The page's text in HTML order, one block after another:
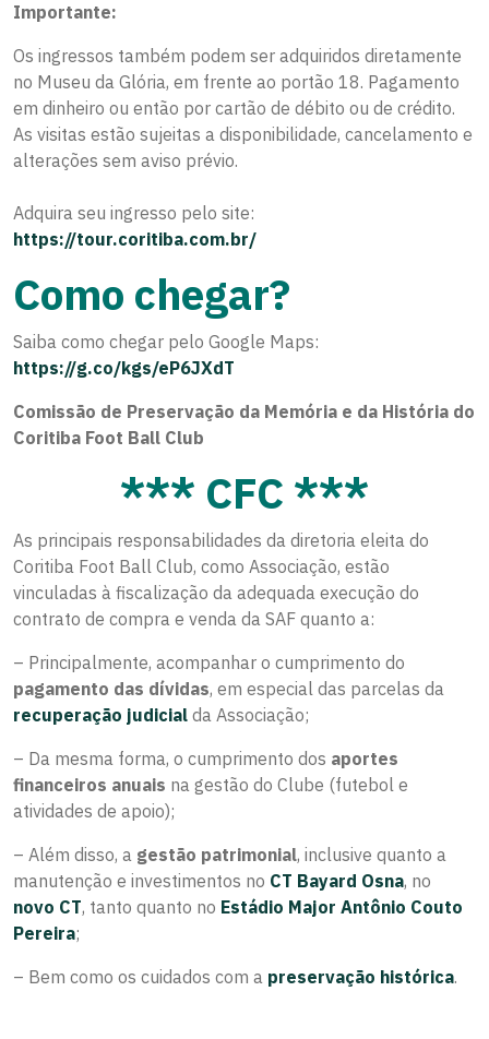
Importante:
Os ingressos também podem ser adquiridos diretamente
no Museu da Glória, em frente ao portão 18. Pagamento
em dinheiro ou então por cartão de débito ou de crédito.
As visitas estão sujeitas a disponibilidade, cancelamento e
alterações sem aviso prévio.
Adquira seu ingresso pelo site:
https://tour.coritiba.com.br/
Como chegar?
Saiba como chegar pelo Google Maps:
https://g.co/kgs/eP6JXdT
Comissão de Preservação da Memória e da História do
Coritiba Foot Ball Club
*** CFC ***
As principais responsabilidades da diretoria eleita do
Coritiba Foot Ball Club, como Associação, estão
vinculadas à fiscalização da adequada execução do
contrato de compra e venda da SAF quanto a:
– Principalmente, acompanhar o cumprimento do
pagamento das dívidas, em especial das parcelas da
recuperação judicial da Associação;
– Da mesma forma, o cumprimento dos aportes
financeiros anuais na gestão do Clube (futebol e
atividades de apoio);
– Além disso, a gestão patrimonial, inclusive quanto a
manutenção e investimentos no CT Bayard Osna, no
novo CT, tanto quanto no Estádio Major Antônio Couto
Pereira;
– Bem como os cuidados com a preservação histórica.